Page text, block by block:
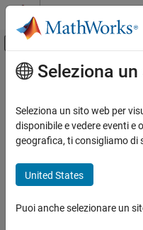
Vai al contenuto
Attiva/disattiva
Pagina iniziale della
Contenuto principale
Seleziona
Seleziona un sito web per
disponibile e vedere eventi e
geografica, ti consigliamo di
United States
Puoi anche selezionare un